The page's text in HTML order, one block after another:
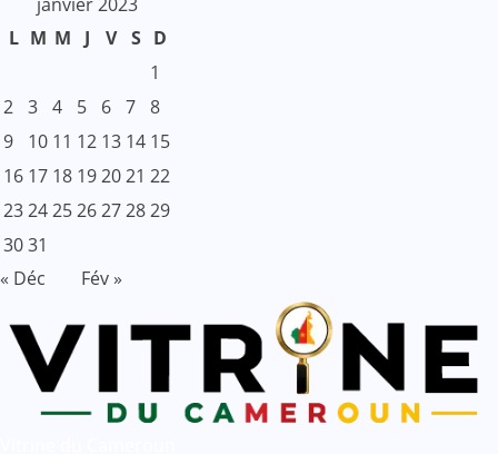
L M M J V S D
1
2 3 4 5 6 7 8
9
10 11 12 13 14 15
16 17 18 192021 22
23242526272829
3031
« Déc
Fév »